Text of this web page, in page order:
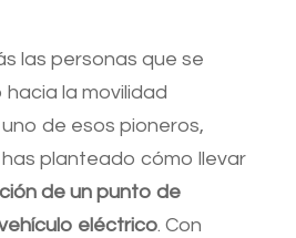
las personas que se
la movilidad
de esos pioneros,
planteado cómo llevar
de un punto de
eléctrico. Con